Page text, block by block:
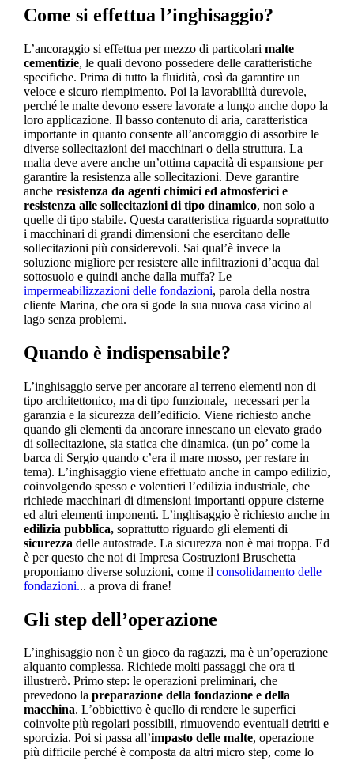
Come si effettua l’inghisaggio?
L’ancoraggio si effettua per mezzo di particolari malte
cementizie, le quali devono possedere delle caratteristiche
specifiche. Prima di tutto la fluidità, così da garantire un
veloce e sicuro riempimento. Poi la lavorabilità durevole,
perché le malte devono essere lavorate a lungo anche dopo la
loro applicazione. Il basso contenuto di aria, caratteristica
importante in quanto consente all’ancoraggio di assorbire le
diverse sollecitazioni dei macchinari o della struttura. La
malta deve avere anche un’ottima capacità di espansione per
garantire la resistenza alle sollecitazioni. Deve garantire
anche resistenza da agenti chimici ed atmosferici e
resistenza alle sollecitazioni di tipo dinamico, non solo a
quelle di tipo stabile. Questa caratteristica riguarda soprattutto
i macchinari di grandi dimensioni che esercitano delle
sollecitazioni più considerevoli. Sai qual’è invece la
soluzione migliore per resistere alle infiltrazioni d’acqua dal
sottosuolo e quindi anche dalla muffa? Le
impermeabilizzazioni delle fondazioni, parola della nostra
cliente Marina, che ora si gode la sua nuova casa vicino al
lago senza problemi.
Quando è indispensabile?
L’inghisaggio serve per ancorare al terreno elementi non di
tipo architettonico, ma di tipo funzionale, necessari per la
garanzia e la sicurezza dell’edificio. Viene richiesto anche
quando gli elementi da ancorare innescano un elevato grado
di sollecitazione, sia statica che dinamica. (un po’ come la
barca di Sergio quando c’era il mare mosso, per restare in
tema). L’inghisaggio viene effettuato anche in campo edilizio,
coinvolgendo spesso e volentieri l’edilizia industriale, che
richiede macchinari di dimensioni importanti oppure cisterne
ed altri elementi imponenti. L’inghisaggio è richiesto anche in
edilizia pubblica, soprattutto riguardo gli elementi di
sicurezza delle autostrade. La sicurezza non è mai troppa. Ed
è per questo che noi di Impresa Costruzioni Bruschetta
proponiamo diverse soluzioni, come il consolidamento delle
fondazioni... a prova di frane!
Gli step dell’operazione
L’inghisaggio non è un gioco da ragazzi, ma è un’operazione
alquanto complessa. Richiede molti passaggi che ora ti
illustrerò. Primo step: le operazioni preliminari, che
prevedono la preparazione della fondazione e della
macchina. L’obbiettivo è quello di rendere le superfici
coinvolte più regolari possibili, rimuovendo eventuali detriti e
sporcizia. Poi si passa all’impasto delle malte, operazione
più difficile perché è composta da altri micro step, come lo